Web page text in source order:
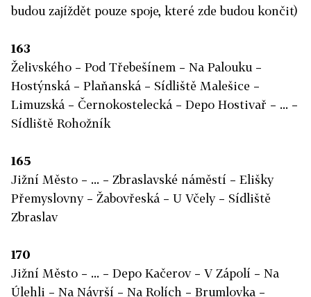
budou zajíždět pouze spoje, které zde budou končit)
163
Želivského – Pod Třebešínem – Na Palouku –
Hostýnská – Plaňanská – Sídliště Malešice –
Limuzská – Černokostelecká – Depo Hostivař – ... –
Sídliště Rohožník
165
Jižní Město – ... – Zbraslavské náměstí – Elišky
Přemyslovny – Žabovřeská – U Včely – Sídliště
Zbraslav
170
Jižní Město – ... – Depo Kačerov – V Zápolí – Na
Úlehli – Na Návrší – Na Rolích – Brumlovka –